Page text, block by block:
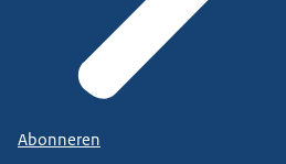
Abonneren